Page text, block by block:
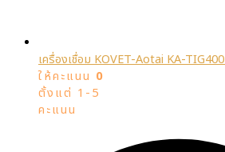
เครื่องเชื่อม KOVET-Aotai KA-
ให้คะแนน 0
ตั้งแต่ 1-5
คะแนน